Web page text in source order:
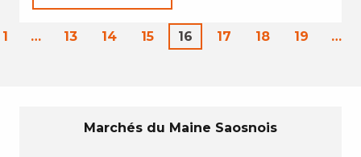
1 … 13 14 15 16 17 18 19 …
Marchés du Maine Saosnois